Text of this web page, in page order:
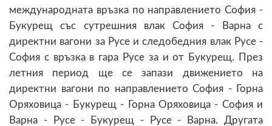
международната връзка по направлението София -
Букурещ със сутрешния влак София - Варна с
директни вагони за Русе и следобедния влак Русе -
София с връзка в гара Русе за и от Букурещ. През
летния период ще се запази движението на
директни вагони по направлението София - Горна
Оряховица - Букурещ - Горна Оряховица - София и
Варна - Русе - Букурещ - Русе - Варна. Другата